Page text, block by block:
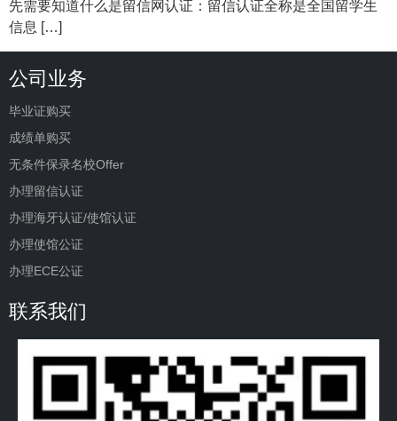
先需要知道什么是留信网认证：留信认证全称是全国留学生
信息 […]
公司业务
毕业证购买
成绩单购买
无条件保录名校Offer
办理留信认证
办理海牙认证/使馆认证
办理使馆公证
办理ECE公证
联系我们